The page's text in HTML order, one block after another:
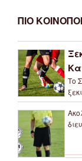
ΠΙΟ
Το